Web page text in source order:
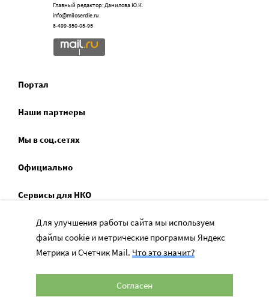
Главный редактор: Данилова Ю.К.
info@miloserdie.ru
8-499-350-05-95
Портал
Наши партнеры
Мы в соц.сетях
Официально
Сервисы для НКО
Спецпроекты
Социальное служение
Для улучшения работы сайта мы используем
файлы cookie и метрические программы Яндекс
Метрика и Счетчик Mail. Что это значит?
Согласен